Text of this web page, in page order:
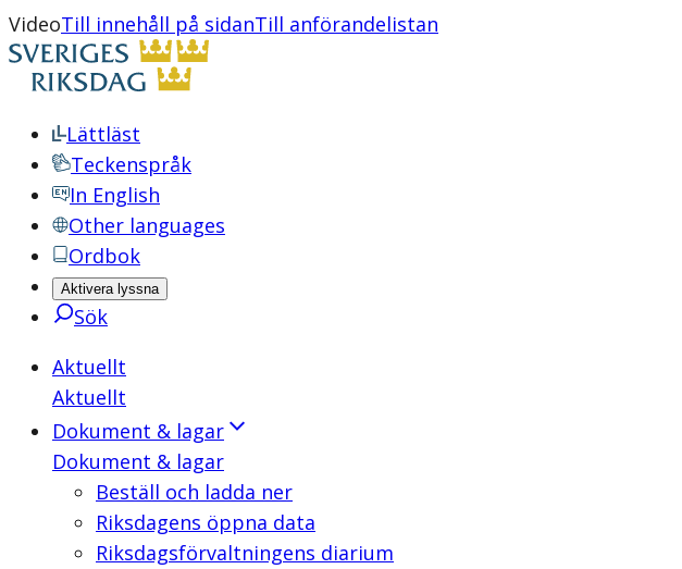
VideoTill innehåll på sidanTill anförandelistan
Lättläst
Teckenspråk
In English
Other languages
Ordbok
Aktivera lyssna
Sök
Aktuellt
Aktuellt
Dokument & lagar
Dokument & lagar
Beställ och ladda ner
Riksdagens öppna data
Riksdagsförvaltningens diarium